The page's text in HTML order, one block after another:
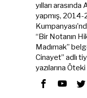
yılları
yapmış,
“Bir Notanın
Madımak”
Cinayet” adlı
yazılarına